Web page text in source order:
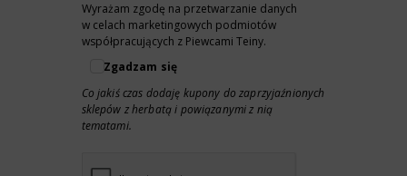
Wyrażam zgodę na przetwarzanie danych
w celach marketingowych podmiotów
współpracujących z Piewcami Teiny.
Zgadzam się
Co jakiś czas dodaję kupony do zaprzyjaźnionych
sklepów z herbatą i powiązanymi z nią
tematami.